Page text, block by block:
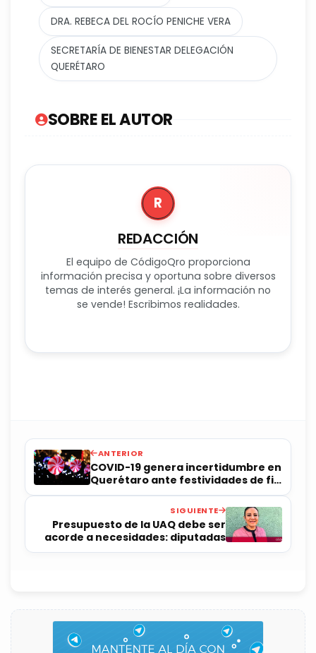
DRA. REBECA DEL ROCÍO PENICHE VERA
SECRETARÍA DE BIENESTAR DELEGACIÓN
QUERÉTARO
SOBRE EL AUTOR
R
REDACCIÓN
El equipo de CódigoQro proporciona
información precisa y oportuna sobre diversos
temas de interés general. ¡La información no
se vende! Escribimos realidades.
ANTERIOR
COVID-19 genera incertidumbre en
Querétaro ante festividades de fin
de año
SIGUIENTE
Presupuesto de la UAQ debe ser
acorde a necesidades: diputadas